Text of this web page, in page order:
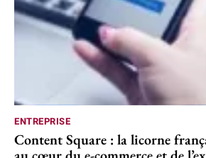
ENTREPRISE
Content Square : la licorne